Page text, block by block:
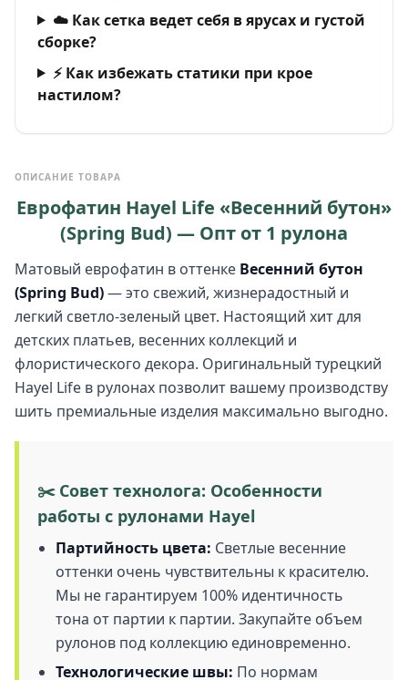
☁️ Как сетка ведет себя в ярусах и густой
сборке?
⚡ Как избежать статики при крое
настилом?
ОПИСАНИЕ ТОВАРА
Еврофатин Hayel Life «Весенний бутон»
(Spring Bud) — Опт от 1 рулона
Матовый еврофатин в оттенке Весенний бутон
(Spring Bud)— это свежий, жизнерадостный и
легкий светло-зеленый цвет. Настоящий хит для
детских платьев, весенних коллекций и
флористического декора. Оригинальный турецкий
Hayel Life в рулонах позволит вашему производству
шить премиальные изделия максимально выгодно.
✂️ Совет технолога: Особенности
работы с рулонами Hayel
Партийность цвета: Светлые весенние
оттенки очень чувствительны к красителю.
Мы не гарантируем 100% идентичность
тона от партии к партии. Закупайте объем
рулонов под коллекцию единовременно.
Технологические швы: По нормам